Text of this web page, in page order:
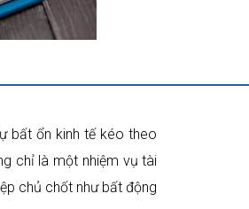
bất ổn kinh tế kéo theo
chỉ là một nhiệm vụ tài
chủ chốt như bất động